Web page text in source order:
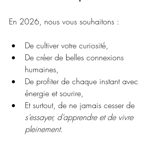
En 2026, nous vous souhaitons :
De cultiver votre curiosité,
De créer de belles connexions
humaines,
De profiter de chaque instant avec
énergie et sourire,
Et surtout, de ne jamais cesser de
s’essayer, d’apprendre et de vivre
pleinement.